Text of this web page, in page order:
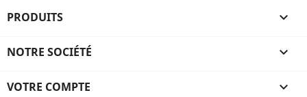
PRODUITS 
NOTRE SOCIÉTÉ 
VOTRE COMPTE 